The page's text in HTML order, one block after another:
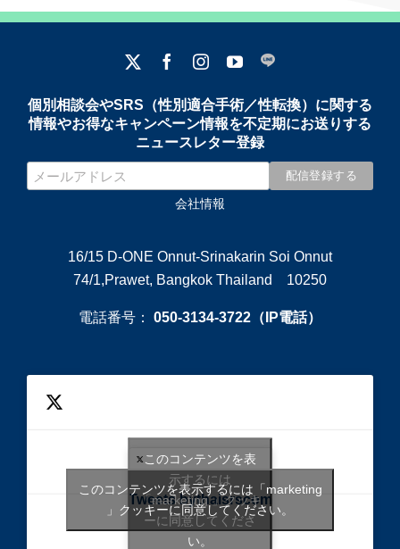
個別相談会やSRS（性別適合手術／性転換）に関する
情報やお得なキャンペーン情報を不定期にお送りする
ニュースレター登録
会社情報
16/15 D-ONE Onnut-Srinakarin Soi Onnut
74/1,Prawet, Bangkok Thailand 10250
電話番号： 050-3134-3722（IP電話）
Tweets bythaisrscom
このコンテンツを表
示するには
「marketing 」クッキ
ーに同意してくださ
い。
このコンテンツを表示するには「marketing
」クッキーに同意してください。